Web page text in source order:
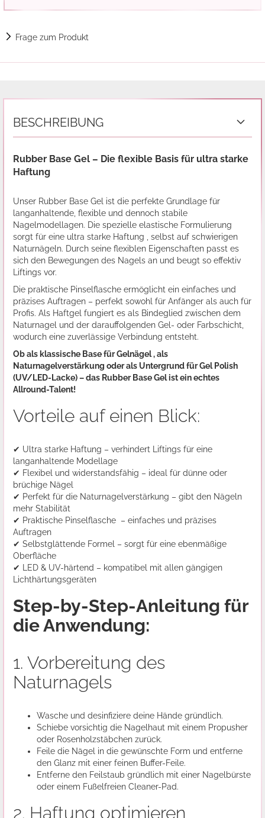
Frage zum Produkt
BESCHREIBUNG
Rubber Base Gel – Die flexible Basis für ultra starke
Haftung
Unser Rubber Base Gel ist die perfekte Grundlage für
langanhaltende, flexible und dennoch stabile
Nagelmodellagen. Die spezielle elastische Formulierung
sorgt für eine ultra starke Haftung , selbst auf schwierigen
Naturnägeln. Durch seine flexiblen Eigenschaften passt es
sich den Bewegungen des Nagels an und beugt so effektiv
Liftings vor.
Die praktische Pinselflasche ermöglicht ein einfaches und
präzises Auftragen – perfekt sowohl für Anfänger als auch für
Profis. Als Haftgel fungiert es als Bindeglied zwischen dem
Naturnagel und der darauffolgenden Gel- oder Farbschicht,
wodurch eine zuverlässige Verbindung entsteht.
Ob als klassische Base für Gelnägel , als
Naturnagelverstärkung oder als Untergrund für Gel Polish
(UV/LED-Lacke) – das Rubber Base Gel ist ein echtes
Allround-Talent!
Vorteile auf einen Blick:
✔ Ultra starke Haftung – verhindert Liftings für eine
langanhaltende Modellage
✔ Flexibel und widerstandsfähig – ideal für dünne oder
brüchige Nägel
✔ Perfekt für die Naturnagelverstärkung – gibt den Nägeln
mehr Stabilität
✔ Praktische Pinselflasche – einfaches und präzises
Auftragen
✔ Selbstglättende Formel – sorgt für eine ebenmäßige
Oberfläche
✔ LED & UV-härtend – kompatibel mit allen gängigen
Lichthärtungsgeräten
Step-by-Step-Anleitung für
die Anwendung:
1. Vorbereitung des
Naturnagels
Wasche und desinfiziere deine Hände gründlich.
Schiebe vorsichtig die Nagelhaut mit einem Propusher
oder Rosenholzstäbchen zurück.
Feile die Nägel in die gewünschte Form und entferne
den Glanz mit einer feinen Buffer-Feile.
Entferne den Feilstaub gründlich mit einer Nagelbürste
oder einem Fußelfreien Cleaner-Pad.
2. Haftung optimieren